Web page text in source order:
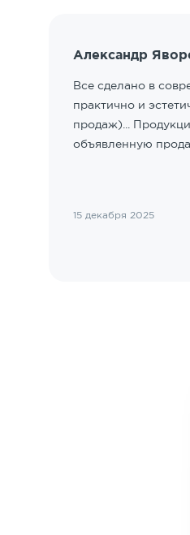
Александр
Все сделано в
практично и
продаж)...
объявленную
15 декабря 2025